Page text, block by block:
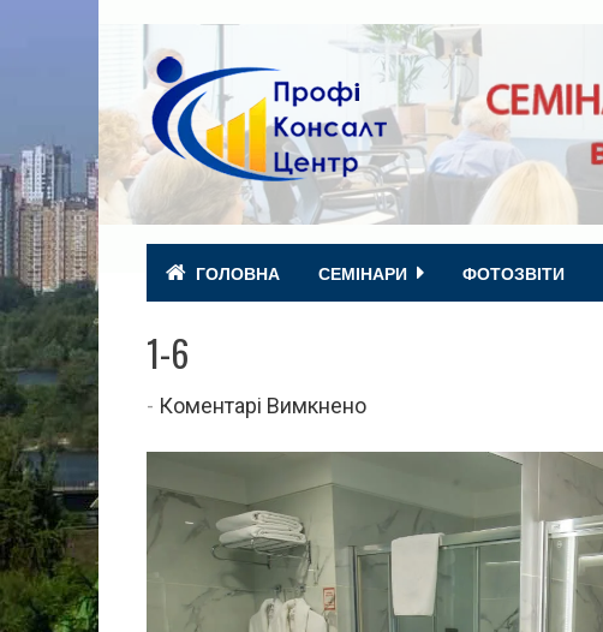
ГОЛОВНА СЕМІНАРИ ФОТОЗВІТИ
1-6
- Коментарі Вимкненодо
1-
6